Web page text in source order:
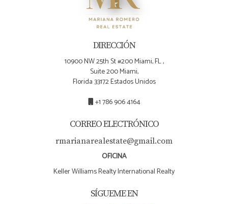
DIRECCIÓN
10900 NW 25th St #200 Miami, FL ,
Suite 200 Miami,
Florida 33172 Estados Unidos
+1 786 906 4164
CORREO ELECTRÓNICO
rmarianarealestate@gmail.com
OFICINA
Keller Williams Realty International Realty
SÍGUEME EN